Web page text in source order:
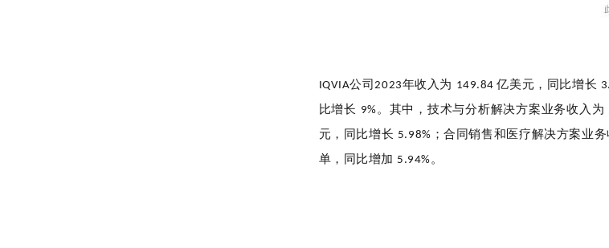
IQVIA公司 2023年收入为 149.84亿美元，同比增长
比增长 9% 。其中，技术与分析解决方案业务收入为
元，同比增长 5.98% ；合同销售和医疗解决方案业
单，同比增加 5.94% 。